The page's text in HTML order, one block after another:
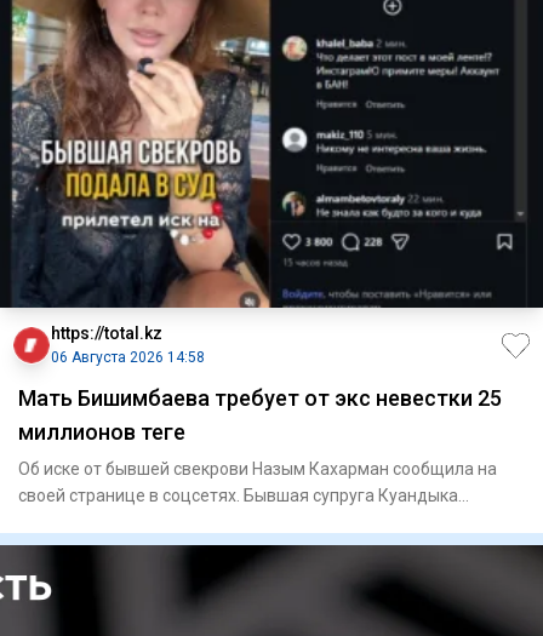
https://total.kz
06 Августа 2026 14:58
Мать Бишимбаева требует от экс невестки 25
миллионов теңге
Об иске от бывшей свекрови Назым Кахарман сообщила на
своей странице в соцсетях. Бывшая супруга Куандыка